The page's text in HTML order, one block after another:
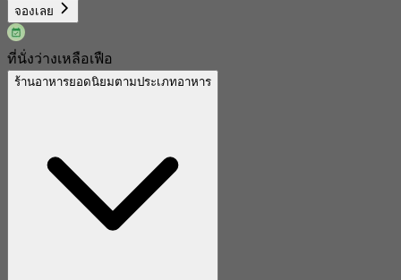
จองเลย
ที่นั่งว่างเหลือเฟือ
ร้านอาหารยอดนิยมตามประเภทอาหาร